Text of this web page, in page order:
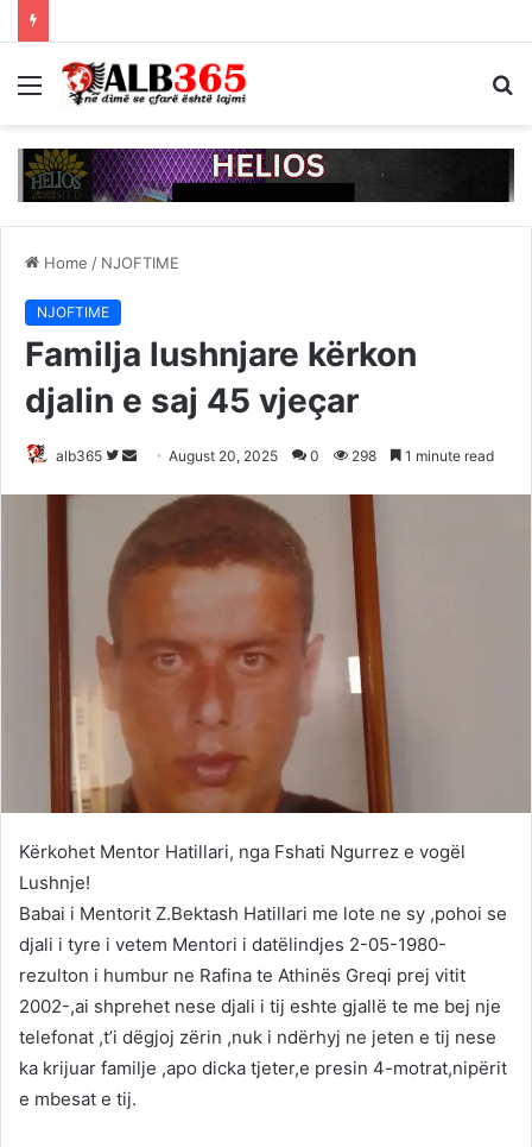
Menu
Home / NJOFTIME
NJOFTIME
Familja lushnjare kërkon
djalin e saj 45 vjeçar
alb365
Follow
Twitter
Send
email
August 20, 2025 0 298 1 minute read
Kërkohet Mentor Hatillari, nga Fshati Ngurrez e vogël
Lushnje!
Babai i Mentorit Z.Bektash Hatillari me lote ne sy ,pohoi se
djali i tyre i vetem Mentori i datëlindjes 2-05-1980-
rezulton i humbur ne Rafina te Athinës Greqi prej vitit
2002-,ai shprehet nese djali i tij eshte gjallë te me bej nje
telefonat ,t’i dëgjoj zërin ,nuk i ndërhyj ne jeten e tij nese
ka krijuar familje ,apo dicka tjeter,e presin 4-motrat,nipërit
e mbesat e tij.